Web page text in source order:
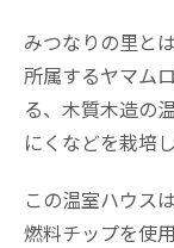
みつなりの里と
所属するヤマム
る、木質木造の
にくなどを栽培
この温室ハウス
燃料チップを使